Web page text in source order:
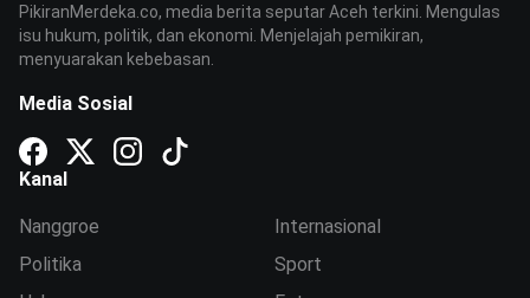
PikiranMerdeka.co, media berita seputar Aceh terkini. Mengulas
isu hukum, politik, dan ekonomi. Menjelajah pemikiran,
menyuarakan kebebasan.
Media Sosial
Kanal
Nanggroe
Politika
Internasional
Sport